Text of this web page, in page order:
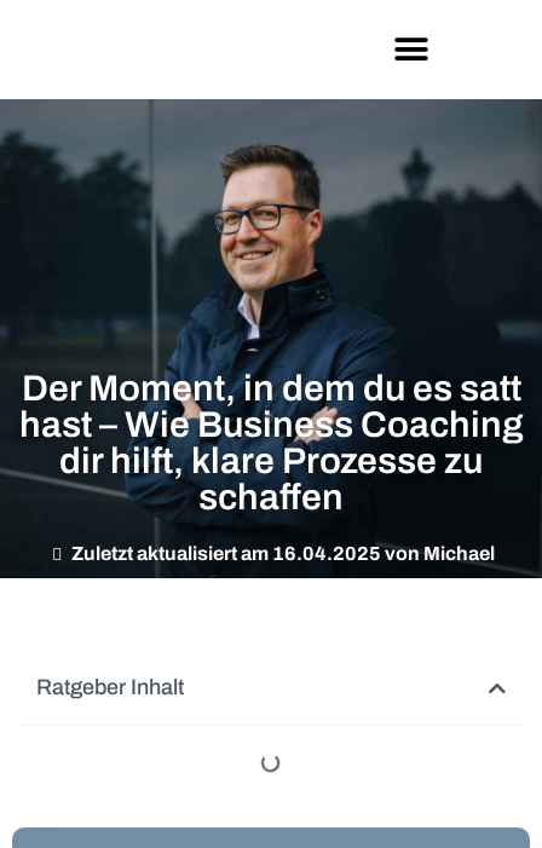
Der Moment, in dem du es satt
hast – Wie Business Coaching
dir hilft, klare Prozesse zu
schaffen
Zuletzt aktualisiert am 16.04.2025 von Michael
Ratgeber Inhalt